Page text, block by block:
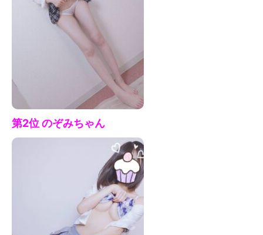
第2位 のぞみちゃん